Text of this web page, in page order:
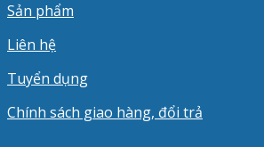
Sản phẩm
Liên hệ
Tuyển dụng
Chính sách giao hàng, đổi trả